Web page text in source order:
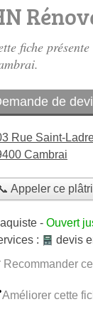
fiche
de
Rue Saint-
Cambrai
Appeler ce
- Ouvert
:
devis
Recommander
Améliorer cette